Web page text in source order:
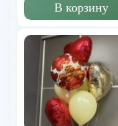
В корзину